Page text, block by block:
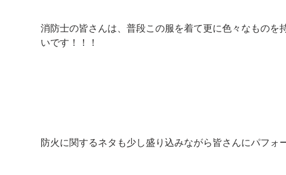
消防士の皆さんは、普段この服を着て更に色々なもの
いです！！！
防火に関するネタも少し盛り込みながら皆さんにパフォ